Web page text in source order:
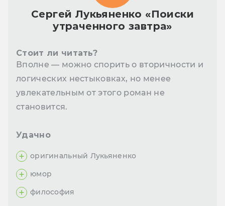
Сергей Лукьяненко «Поиски
утраченного завтра»
Стоит ли читать?
Вполне — можно спорить о вторичности и
логических нестыковках, но менее
увлекательным от этого роман не
становится.
Удачно
оригинальный Лукьяненко
юмор
философия